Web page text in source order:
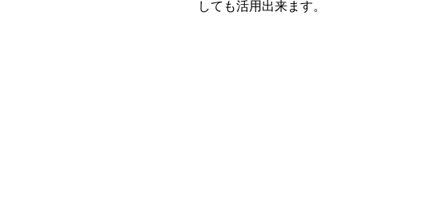
しても活用出来ます。